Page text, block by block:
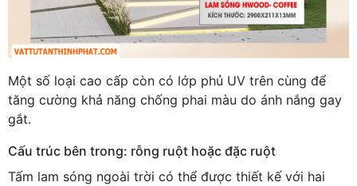
Một số loại cao cấp còn có lớp phủ UV trên cùng để
tăng cường khả năng chống phai màu do ánh nắng gay
gắt.
Cấu trúc bên trong: rỗng ruột hoặc đặc ruột
Tấm lam sóng ngoài trời có thể được thiết kế với hai